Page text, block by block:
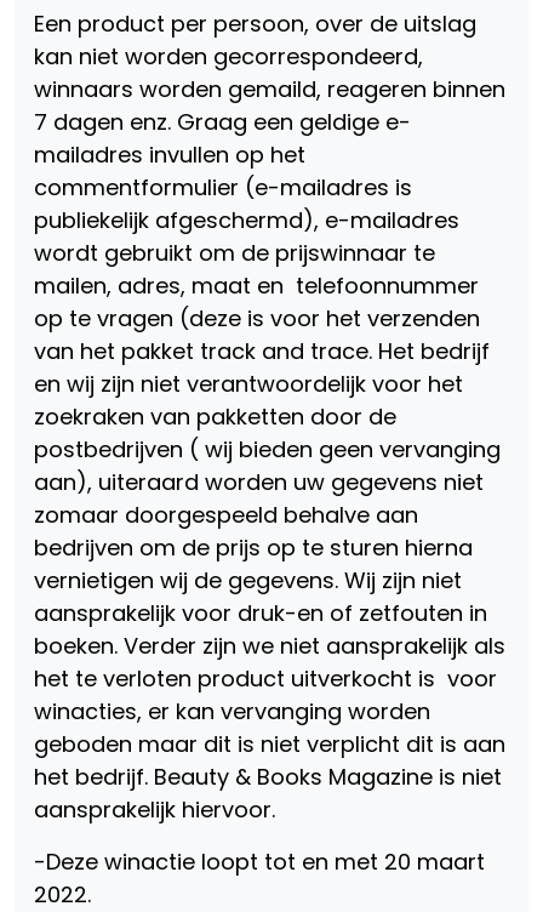
Een product per persoon, over de uitslag
kan niet worden gecorrespondeerd,
winnaars worden gemaild, reageren binnen
7 dagen enz. Graag een geldige e-
mailadres invullen op het
commentformulier (e-mailadres is
publiekelijk afgeschermd), e-mailadres
wordt gebruikt om de prijswinnaar te
mailen, adres, maat en telefoonnummer
op te vragen (deze is voor het verzenden
van het pakket track and trace. Het bedrijf
en wij zijn niet verantwoordelijk voor het
zoekraken van pakketten door de
postbedrijven ( wij bieden geen vervanging
aan), uiteraard worden uw gegevens niet
zomaar doorgespeeld behalve aan
bedrijven om de prijs op te sturen hierna
vernietigen wij de gegevens. Wij zijn niet
aansprakelijk voor druk-en of zetfouten in
boeken. Verder zijn we niet aansprakelijk als
het te verloten product uitverkocht is voor
winacties, er kan vervanging worden
geboden maar dit is niet verplicht dit is aan
het bedrijf. Beauty & Books Magazine is niet
aansprakelijk hiervoor.
-Deze winactie loopt tot en met 20 maart
2022.